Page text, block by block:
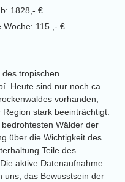
1828,- €
Woche: 115 ,- €
tropischen
Heute sind nur noch ca.
vorhanden,
stark beeinträchtigt.
Wälder der
über die Wichtigkeit des
Teile des
aktive Datenaufnahme
uns, das Bewusstsein der